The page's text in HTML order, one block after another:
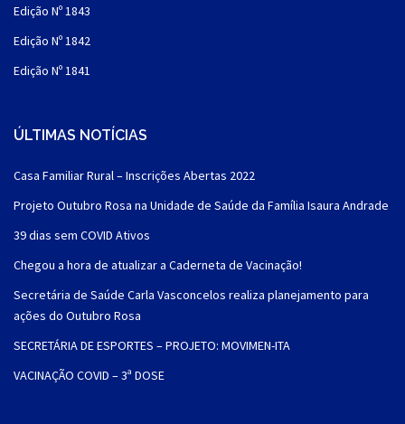
Edição Nº 1843
Edição Nº 1842
Edição Nº 1841
ÚLTIMAS NOTÍCIAS
Casa Familiar Rural – Inscrições Abertas 2022
Projeto Outubro Rosa na Unidade de Saúde da Família Isaura Andrade
39 dias sem COVID Ativos
Chegou a hora de atualizar a Caderneta de Vacinação!
Secretária de Saúde Carla Vasconcelos realiza planejamento para
ações do Outubro Rosa
SECRETÁRIA DE ESPORTES – PROJETO: MOVIMEN-ITA
VACINAÇÃO COVID – 3ª DOSE